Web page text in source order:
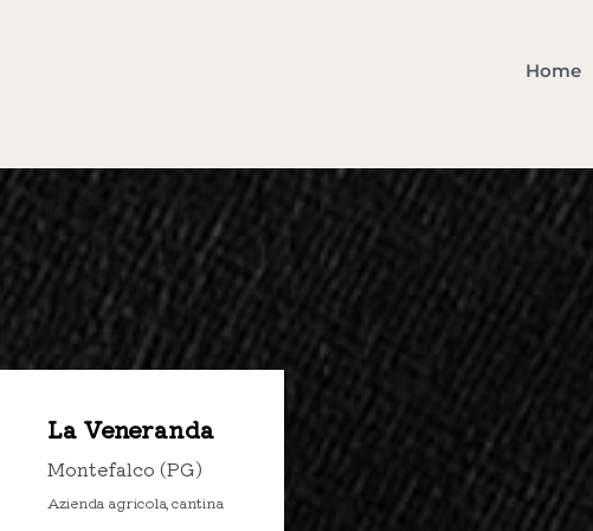
Home
La Veneranda
Montefalco (PG)
Azienda agricola, cantina